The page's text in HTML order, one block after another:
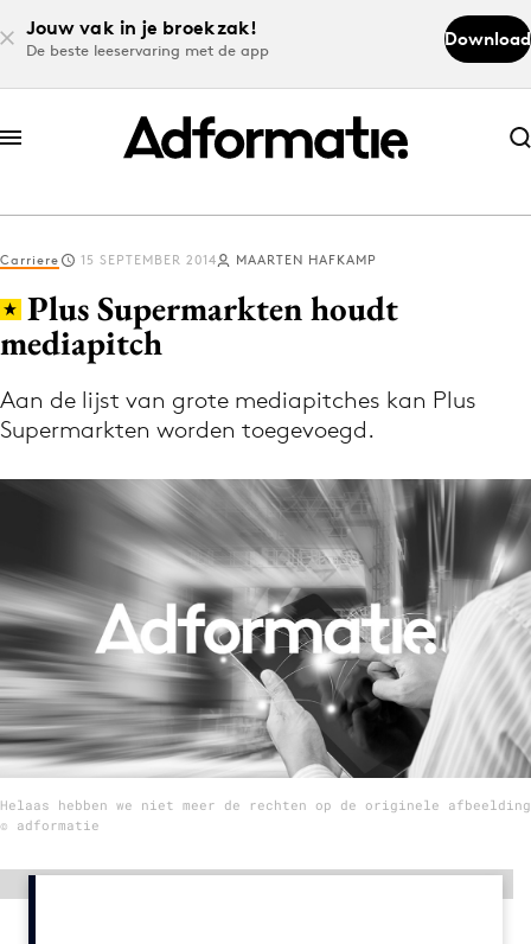
Jouw vak in je broekzak!
De beste leeservaring met de app
Download
Abonneer nu
Abonneer nu
Log in
Volg het laatste nieuws via de Adformatie
Nieuws app
Menu
Home
9 sept: GenAI-training
12 nov: MarketingLive!
Adverteren
Events
Carriere 15 SEPTEMBER 2014 MAARTEN HAFKAMP
Plus Supermarkten houdt
mediapitch
Aan de lijst van grote mediapitches kan Plus
Supermarkten worden toegevoegd.
Helaas hebben we niet meer de rechten op de originele afbeelding
© adformatie